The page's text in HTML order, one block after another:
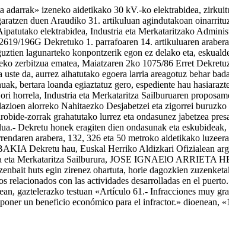
izeneko aidetikako 30 kV.-ko elektrabidea,
duen Araudiko 31. artikuluan agindutakoan
elektrabidea, Industria eta Merkataritzako
196G Dekretuko 1. parrafoaren 14. artikuluaren
lagunarteko konpontzerik egon ez delako eta,
zerbitzua ematea, Maiatzaren 2ko 1075/86 Erret
da, aurrez aihatutako egoera larria areagotuz behar
bertara loanda egiaztatuz gero, espediente hau
horrela, Industria eta Merkataritza Sailburuaren
alorreko Nahitaezko Desjabetzei eta zigorrei buruzko
zorrak grahatutako lurrez eta ondasunez jabetzea
Dekretu honek eragiten dien ondasunak eta
arabera, 132, 326 eta 50 metroko aidetikako
Dekretu hau, Euskal Herriko Aldizkari Ofizialean
Merkataritza Sailburura, JOSE IGNAElO ARRIETA
huts egin zirenez ohartuta, horie dagozkien
con las actividades desarrolladas en el
gaztelerazko testuan «Artículo 61.- Infracciones muy
un beneficio económico para el infractor.» dioenean,